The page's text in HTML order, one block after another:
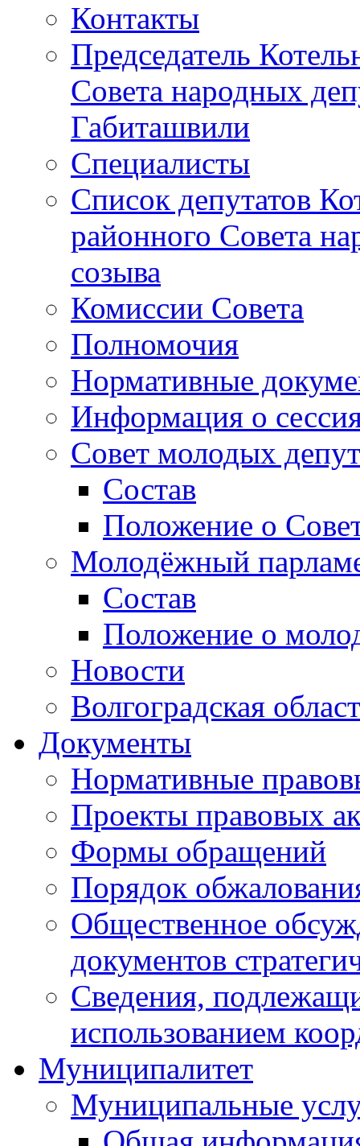
Контакты
Председатель
Совета народных
Габиташвили
Специалисты
Список депутатов
районного Совета
созыва
Комиссии Совета
Полномочия
Нормативные
Информация о
Совет молодых
Состав
Положение о
Молодёжный
Состав
Положение о
Новости
Волгоградская
Документы
Нормативные
Проекты правовых
Формы обращений
Порядок
Общественное
документов
Сведения,
использованием
Муниципалитет
Муниципальные